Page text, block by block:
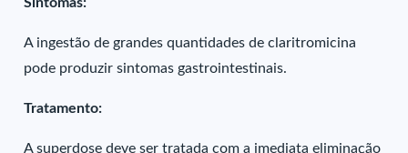
A ingestão de grandes quantidades de claritromicina
pode produzir sintomas gastrointestinais.
Tratamento:
A superdose deve ser tratada com a imediata eliminação